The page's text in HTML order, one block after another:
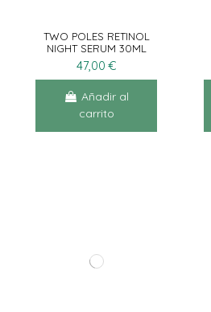
TWO POLES RETINOL
NIGHT SERUM 30ML
47,00 €
Añadir al
carrito